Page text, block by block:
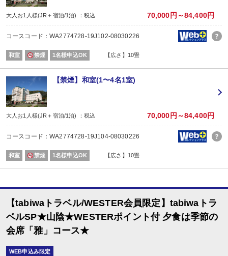
レストラン
内容:
【時間】17：30～20：30（17：30～／18：00～／18：30～） ※当日受付
■朝食
場所:
レストラン
内容:
和定食
【時間】7：00～9：00（7：00～／7：30～／8：00～）
大人お1人様(JR＋宿泊/1泊) ：税込 70,000円～84,400円
コースコード：WA2774728-19J102-08030226
和室 禁煙 1名様申込OK 【広さ】10畳
【禁煙】和室(1〜4名1室)
大人お1人様(JR＋宿泊/1泊) ：税込 70,000円～84,400円
コースコード：WA2774728-19J104-08030226
和室 禁煙 1名様申込OK 【広さ】10畳
【tabiwaトラベル/WESTER会員限定】tabiwaトラ
ベルSP★山陰★WESTERポイント付 夕食は季節の
会席「雅」コース★
WEB申込み限定